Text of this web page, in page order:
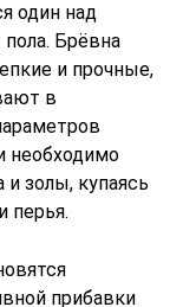
один над
Брёвна
и прочные,
в
необходимо
золы, купаясь
перья.
прибавки